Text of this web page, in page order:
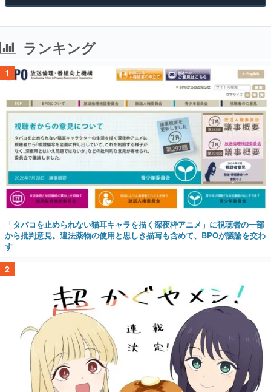
ランキング
1
「タバコを止められない猫耳キャラを描く深夜枠アニメ」に視聴者の一部
から批判意見。違法薬物の使用と思しき描写も含めて、BPOが議論を交わ
す
2